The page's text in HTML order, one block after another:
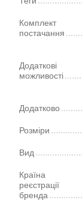
Комплект
постачання
Додаткові
можливості
Додатково
Розміри
Вид
Країна
реєстрації
бренда